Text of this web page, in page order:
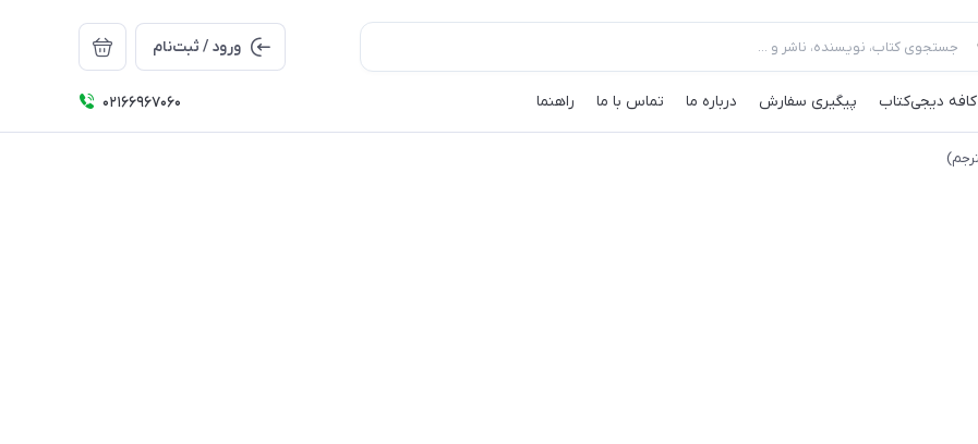
ورود / ثبت‌نام
کافه‌ دیجی‌کتاب پیگیری سفارش درباره ما تماس با ما راهنما ۰۲۱66967060